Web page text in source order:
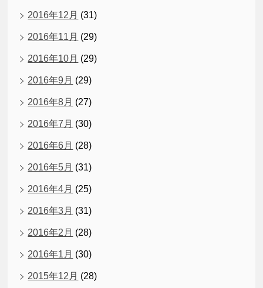
2016年12月 (31)
2016年11月 (29)
2016年10月 (29)
2016年9月 (29)
2016年8月 (27)
2016年7月 (30)
2016年6月 (28)
2016年5月 (31)
2016年4月 (25)
2016年3月 (31)
2016年2月 (28)
2016年1月 (30)
2015年12月 (28)